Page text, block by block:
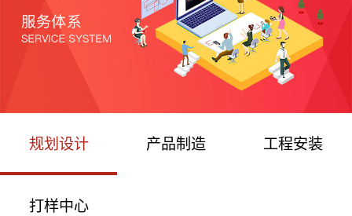
规划设计 产品制造 工程安装
打样中心